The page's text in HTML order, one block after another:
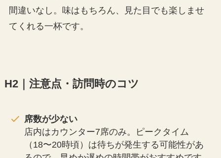
間違いなし。味はもちろん、見た目でも楽しませ
てくれる一杯です。
H2｜注意点・訪問時のコツ
席数が少ない
店内はカウンター7席のみ。ピークタイム
（18〜20時頃）は待ちが発生する可能性があ